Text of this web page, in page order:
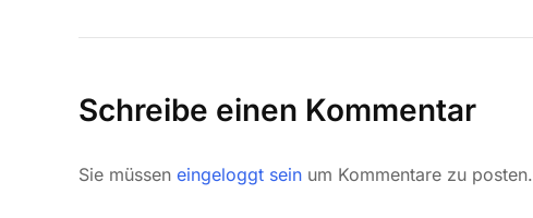
Schreibe einen Kommentar
Sie müssen eingeloggt sein um Kommentare zu posten.